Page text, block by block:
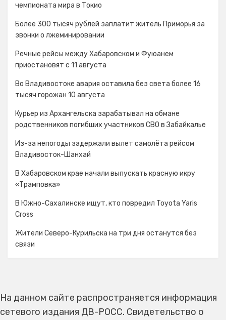
чемпионата мира в Токио
Более 300 тысяч рублей заплатит житель Приморья за
звонки о лжеминировании
Речные рейсы между Хабаровском и Фуюанем
приостановят с 11 августа
Во Владивостоке авария оставила без света более 16
тысяч горожан 10 августа
Курьер из Архангельска зарабатывал на обмане
родственников погибших участников СВО в Забайкалье
Из-за непогоды задержали вылет самолёта рейсом
Владивосток-Шанхай
В Хабаровском крае начали выпускать красную икру
«Трамповка»
В Южно-Сахалинске ищут, кто повредил Toyota Yaris
Cross
Жители Северо-Курильска на три дня останутся без
связи
На данном сайте распространяется информация
сетевого издания ДВ-РОСС. Свидетельство о